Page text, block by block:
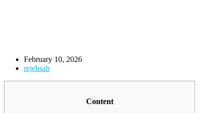
February 10, 2026
rejebsab
Content